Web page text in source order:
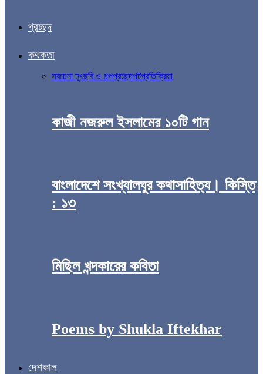
প্রচ্ছদ
কথকতা
সবচেনা মুখছবি ও গল্পপ্রচ্ছদপটপ্রতিক্রিয়া
কাজী নজরুল ইসলামের ১০টি গান
বাংলাদেশে সংখ্যালঘুর কথাসাহিত্য। কিস্তি
: ১৩
মিছিল খন্দকারের কবিতা
Poems by Shukla Iftekhar
দেশকাল